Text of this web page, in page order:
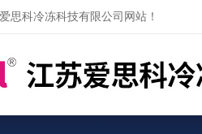
思科冷冻科技有限公司网站！